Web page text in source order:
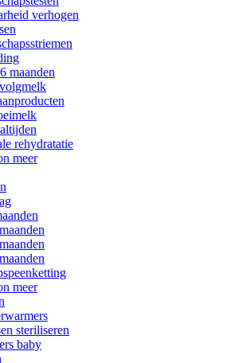
verhogen
maanden
rehydratatie
meer
meer
steriliseren
baby